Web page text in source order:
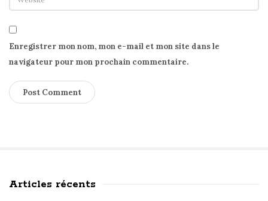
Enregistrer mon nom, mon e-mail et mon site dans le
navigateur pour mon prochain commentaire.
S
Articles récents